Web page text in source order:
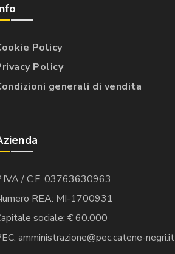
Policy
Policy
generali di vendita
/ C.F. 03763630963
REA: MI-1700931
sociale: € 60.000
amministrazione@pec.catene-negri.it